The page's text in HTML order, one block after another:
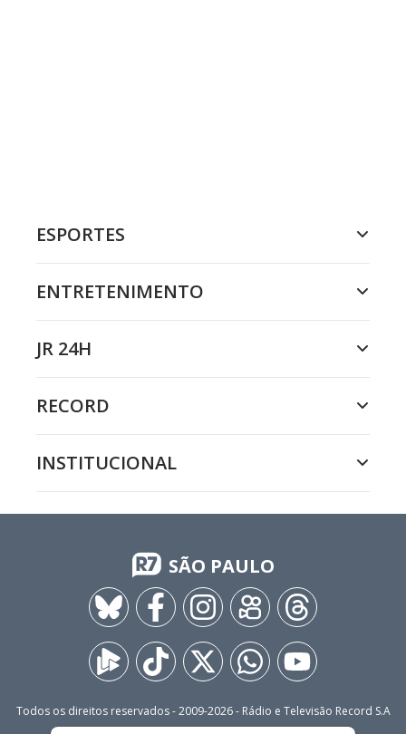
ESPORTES
ENTRETENIMENTO
JR 24H
RECORD
INSTITUCIONAL
SÃO PAULO
Todos os direitos reservados - 2009-2026- Rádio e Televisão Record S.A